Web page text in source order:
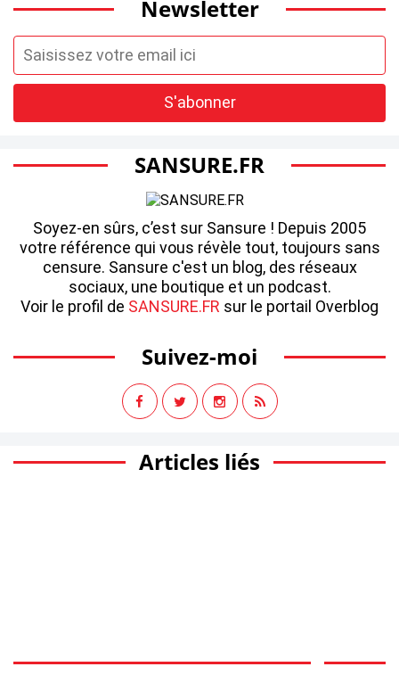
Newsletter
SANSURE.FR
Soyez-en sûrs, c’est sur Sansure ! Depuis 2005
votre référence qui vous révèle tout, toujours sans
censure. Sansure c'est un blog, des réseaux
sociaux, une boutique et un podcast.
Voir le profil de SANSURE.FR sur le portail Overblog
Suivez-moi
Articles liés